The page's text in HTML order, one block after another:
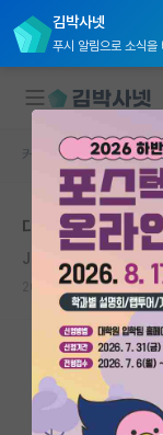
김박사넷
푸시 알림으로 소식을
대학원생 모집
국내대학원 정보
연구실&오픈랩
커뮤니티
커뮤니티 홈
전체글보기
커뮤니티 홈 자유 게
대학원 면접 준비
John McCarthy
2020.11.28 0